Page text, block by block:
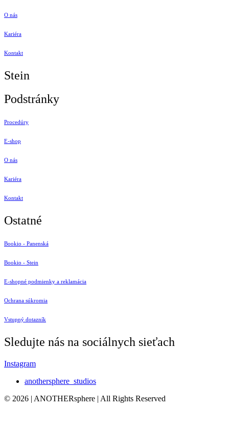
O nás
Kariéra
Kontakt
Stein
Podstránky
Procedúry
E-shop
O nás
Kariéra
Kontakt
Ostatné
Bookio - Panenská
Bookio - Stein
E-shopné podmienky a reklamácia
Ochrana súkromia
Vstupný dotazník
Sledujte nás na sociálnych sieťach
Instagram
anothersphere_studios
© 2026 | ANOTHERsphere | All Rights Reserved